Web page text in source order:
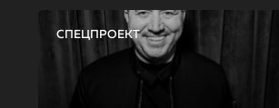
СПЕЦПРОЕКТ